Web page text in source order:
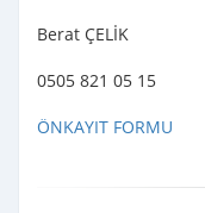
Berat ÇELİK
0505 821 05 15
ÖNKAYIT FORMU